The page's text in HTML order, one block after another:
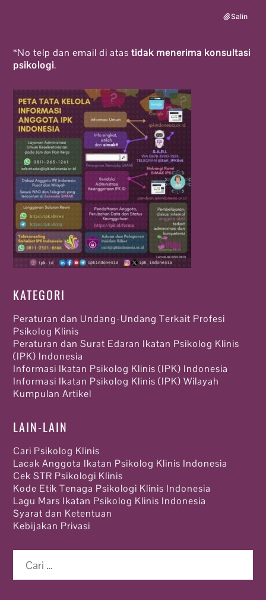
Salin
*No telp dan email di atastidak menerima konsultasi
psikologi.
KATEGORI
Peraturan dan Undang-Undang Terkait Profesi
Psikolog Klinis
Peraturan dan Surat Edaran Ikatan Psikolog Klinis
(IPK) Indonesia
Informasi Ikatan Psikolog Klinis (IPK) Indonesia
Informasi Ikatan Psikolog Klinis (IPK) Wilayah
Kumpulan Artikel
LAIN-LAIN
Cari Psikolog Klinis
Lacak Anggota Ikatan Psikolog Klinis Indonesia
Cek STR Psikologi Klinis
Kode Etik Tenaga Psikologi Klinis Indonesia
Lagu Mars Ikatan Psikolog Klinis Indonesia
Syarat dan Ketentuan
Kebijakan Privasi
untuk: